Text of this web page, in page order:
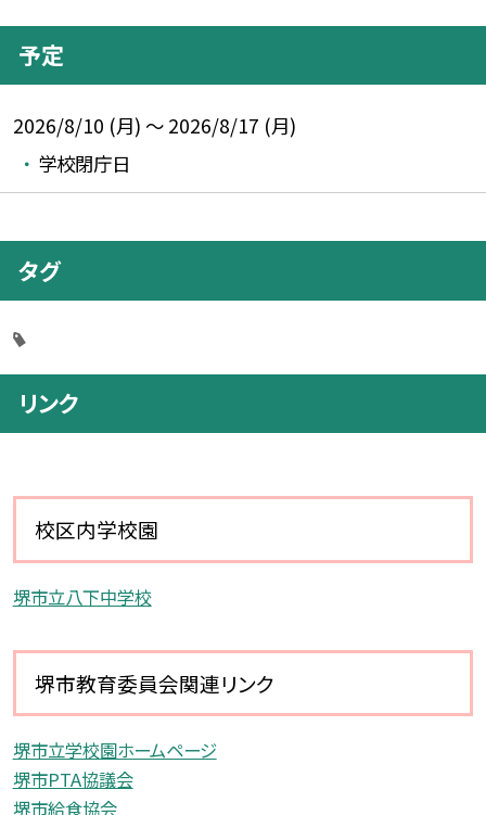
予定
2026/8/10 (月) ～ 2026/8/17 (月)
学校閉庁日
タグ
リンク
校区内学校園
堺市立八下中学校
堺市教育委員会関連リンク
堺市立学校園ホームページ
堺市PTA協議会
堺市給食協会